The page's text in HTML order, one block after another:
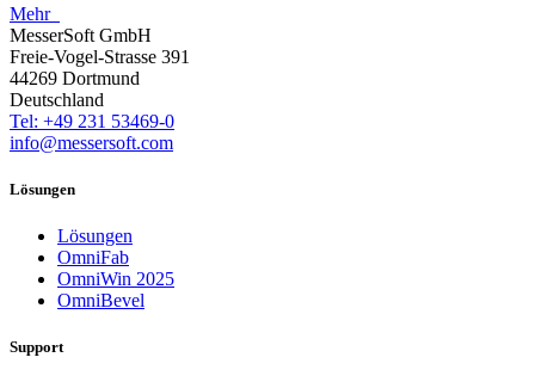
Mehr
MesserSoft GmbH
Freie-Vogel-Strasse 391
44269 Dortmund
Deutschland
Tel: +49 231 53469-0
info@messersoft.com
Lösungen
Lösungen
OmniFab
OmniWin 2025
OmniBevel
Support